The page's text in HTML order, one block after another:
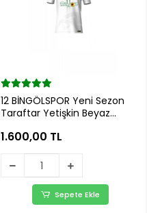
12 BİNGÖLSPOR Yeni Sezon
Taraftar Yetişkin Beyaz
1.600,00 TL
Sepete Ekle